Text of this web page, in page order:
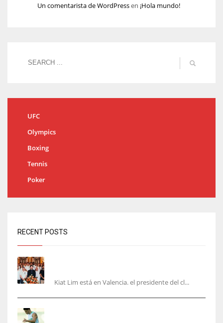
Un comentarista de WordPressen ¡Hola mundo!
UFC
Olympics
Boxing
Tennis
Poker
RECENT POSTS
Kiat Lim está en Valencia. el presidente del cl...